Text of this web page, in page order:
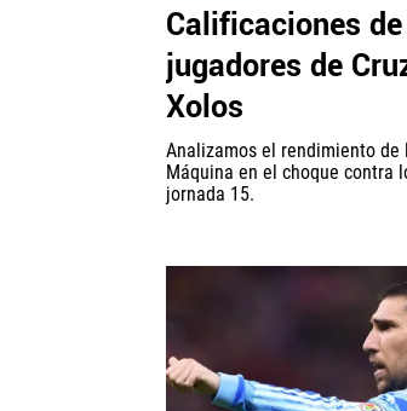
Calificaciones
jugadores de
Xolos
Analizamos el rendimiento de
Máquina en el choque contra
jornada 15.